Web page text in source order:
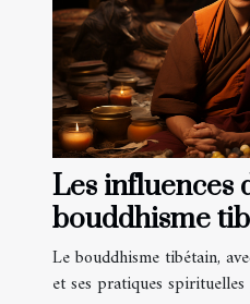
Les influences
bouddhisme
pratiques de
occidentales
Le bouddhisme tibétain,
et ses pratiques spirituelles